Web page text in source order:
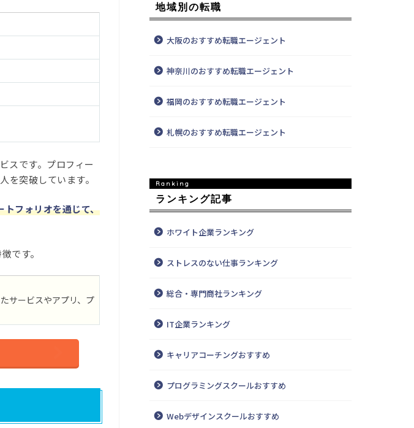
スです。プロフィー
を突破しています。
トフォリオを通じて、
です。
サービスやアプリ、プ
地域別の転職
大阪のおすすめ転職エージェント
神奈川のおすすめ転職エージェント
福岡のおすすめ転職エージェント
札幌のおすすめ転職エージェント
ランキング記事
ホワイト企業ランキング
ストレスのない仕事ランキング
総合・専門商社ランキング
IT企業ランキング
キャリアコーチングおすすめ
プログラミングスクールおすすめ
Webデザインスクールおすすめ